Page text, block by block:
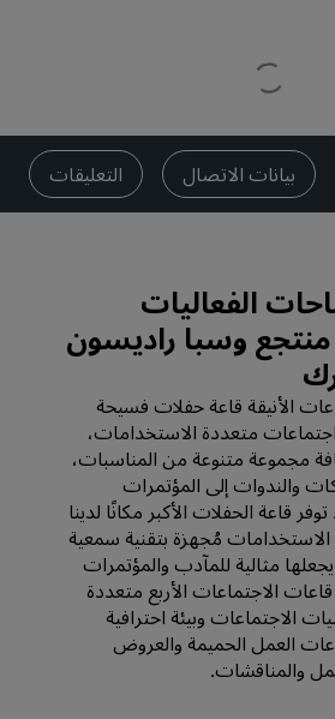
بيانات الاتصال التعليقات
الفعاليات
وسبا راديسون
الأنيقة قاعة حفلات فسيحة
متعددة الاستخدامات،
مجموعة متنوعة من المناسبات،
والندوات إلى المؤتمرات
قاعة الحفلات الأكبر مكانًا لدينا
الاستخدامات مُجهزة بتقنية سمعية
مثالية للمآدب والمؤتمرات
الاجتماعات الأربع متعددة
الاجتماعات وبيئة احترافية
العمل الحميمة والعروض
والمناقشات.